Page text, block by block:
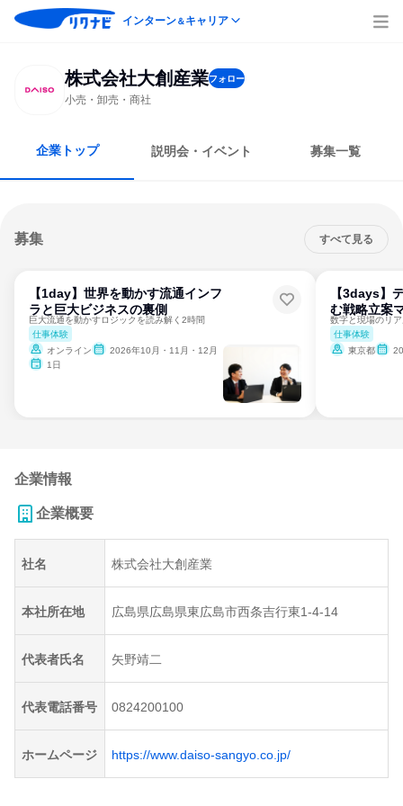
インターン＆キャリア
株式会社大創産業フォロー
小売・卸売・商社
企業トップ 説明会・イベント 募集一覧
募集 すべて見る
【1day】世界を動かす流通インフ
ラと巨大ビジネスの裏側
巨大流通を動かすロジックを読み解く2時間
仕事体験
オンライン
2026年10月・11月・12月
1日
【3days】
む戦略立案
仕事体験
東京都
企業情報
企業概要
社名 株式会社大創産業
本社所在地 広島県広島県東広島市西条吉行東1-4-14
代表者氏名 矢野靖二
代表電話番号 0824200100
ホームページ https://www.daiso-sangyo.co.jp/